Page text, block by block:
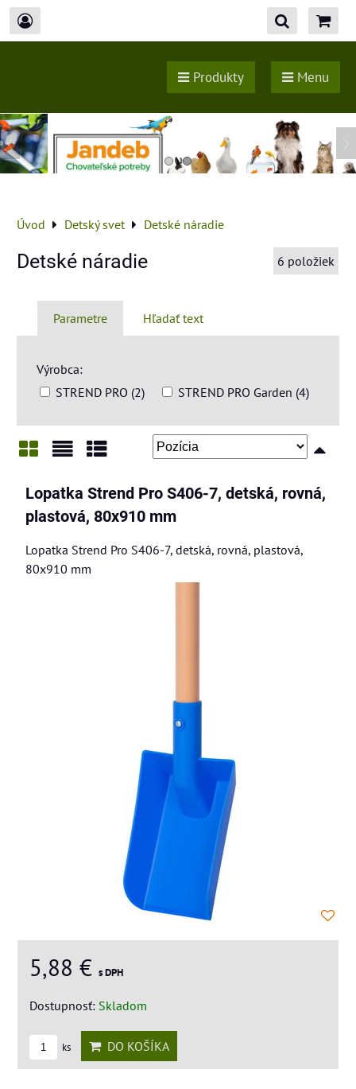
Produkty Menu
Úvod Detský svet Detské náradie
Detské náradie 6 položiek
Parametre Hľadať text
Výrobca:
STREND PRO (2)
STREND PRO Garden (4)
Lopatka Strend Pro S406-7, detská, rovná,
plastová, 80x910 mm
Lopatka Strend Pro S406-7, detská, rovná, plastová,
80x910 mm
5,88 € s DPH
Dostupnosť: Skladom
ks DO KOŠÍKA